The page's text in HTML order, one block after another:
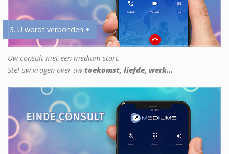
3. U wordt verbonden +
Uw consult met een medium start.
Stel uw vragen over uwtoekomst, liefde, werk...